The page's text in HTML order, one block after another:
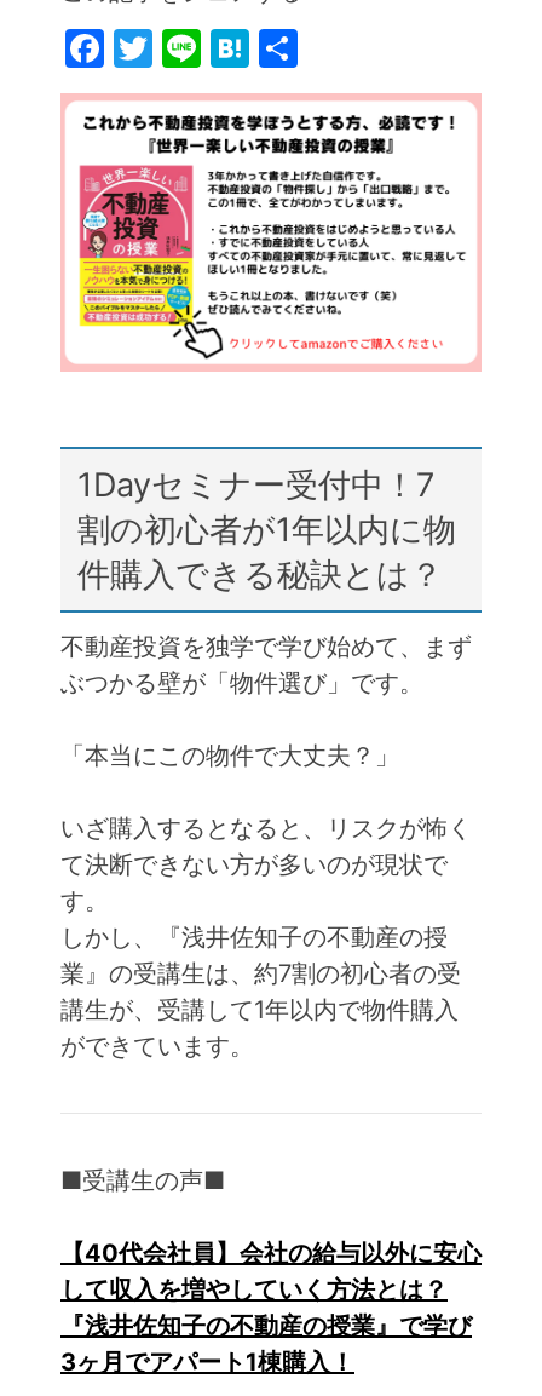
F
a
c
e
b
o
o
k
T
w
itt
er
Li
n
e
H
at
e
n
a
有
1Dayセミナー受付中！7
割の初心者が1年以内に物
件購入できる秘訣とは？
不動産投資を独学で学び始めて、まず
ぶつかる壁が「物件選び」です。
「本当にこの物件で大丈夫？」
いざ購入するとなると、リスクが怖く
て決断できない方が多いのが現状で
す。
しかし、『浅井佐知子の不動産の授
業』の受講生は、約7割の初心者の受
講生が、受講して1年以内で物件購入
ができています。
■受講生の声■
【40代会社員】会社の給与以外に安心
して収入を増やしていく方法とは？
『浅井佐知子の不動産の授業』で学び
3ヶ月でアパート1棟購入！